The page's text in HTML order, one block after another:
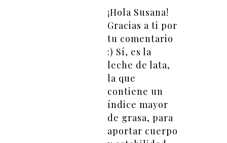
¡Hola Susana!
Gracias a ti por
tu comentario
:) Sí, es la
leche de lata,
la que
contiene un
índice mayor
de grasa, para
aportar cuerpo